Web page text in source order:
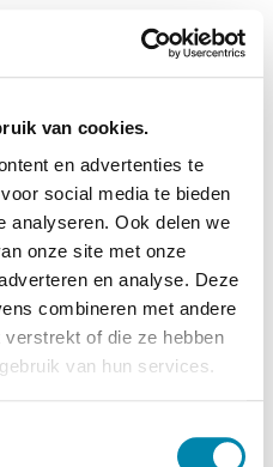
van cookies.
en advertenties te
social media te bieden
analyseren. Ook delen we
onze site met onze
en analyse. Deze
combineren met andere
of die ze hebben
van hun services.